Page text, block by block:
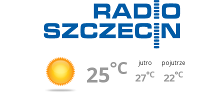
25°C jutro
27°C
pojutrze
22°C